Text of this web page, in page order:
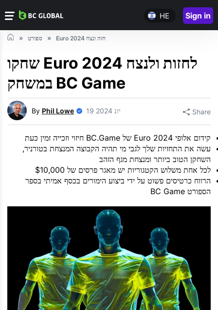
HE Sign in
ספורט Euro 2024 חזה ונצח
שחקו Euro 2024 לחזות ולנצח
במשחק BC Game
By Phil Lowe 19 יונ 2024 Share
קידום אלופי Euro 2024 של BC.Game חיזוי וזכייה זמין כעת
עשה את התחזיות שלך לגבי מי תהיה הקבוצה המנצחת בטורניר,
השחקן הטוב ביותר ומנצחת מגף הזהב
לכל אחת משלוש הקטגוריות יש מאגר פרסים של $10,000
הרווח כרטיסים פשוט על ידי ביצוע הימורים בכסף אמיתי בספר
הספורט BC Game